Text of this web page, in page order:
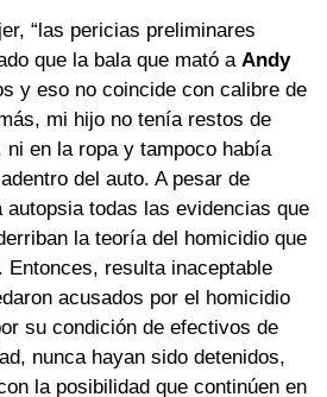
“las pericias preliminares
que la bala que mató a Andy
y eso no coincide con calibre de
mi hijo no tenía restos de
ni en la ropa y tampoco había
del auto. A pesar de
autopsia todas las evidencias que
la teoría del homicidio que
Entonces, resulta inaceptable
acusados por el homicidio
su condición de efectivos de
nunca hayan sido detenidos,
la posibilidad que continúen en